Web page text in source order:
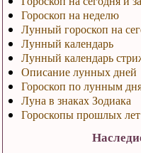
Гороскоп на неделю
Лунный гороскоп на
Лунный календарь
Лунный календарь
Описание лунных дней
Гороскоп по лунным
Луна в знаках Зодиака
Гороскопы прошлых лет